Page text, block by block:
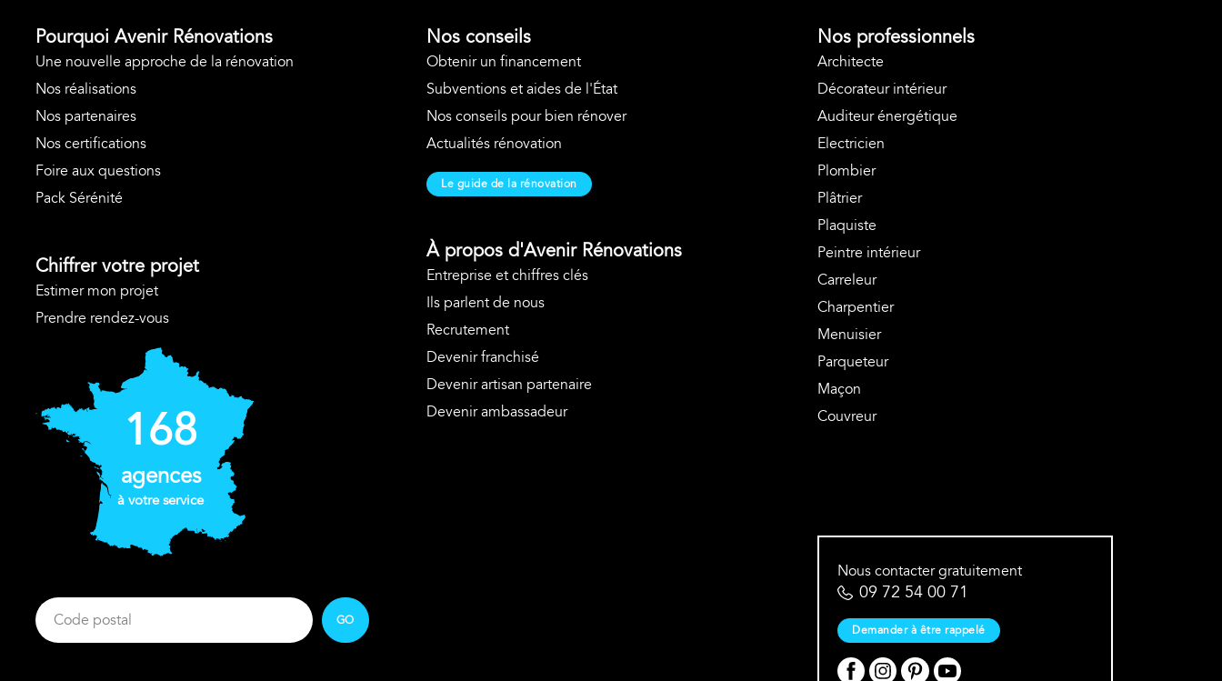
Pourquoi Avenir Rénovations
Une nouvelle approche de la rénovation
Nos réalisations
Nos partenaires
Nos certifications
Foire aux questions
Pack Sérénité
Chiffrer votre projet
Estimer mon projet
Prendre rendez-vous
168
agences
à votre service
GO
Nos conseils
Obtenir un financement
Subventions et aides de l'État
Nos conseils pour bien rénover
Actualités rénovation
Le guide de la rénovation
À propos d'Avenir Rénovations
Entreprise et chiffres clés
Ils parlent de nous
Recrutement
Devenir franchisé
Devenir artisan partenaire
Devenir ambassadeur
Nos professionnels
Architecte
Décorateur intérieur
Auditeur énergétique
Electricien
Plombier
Plâtrier
Plaquiste
Peintre intérieur
Carreleur
Charpentier
Menuisier
Parqueteur
Maçon
Couvreur
Nous contacter gratuitement
09 72 54 00 71
Demander à être rappelé